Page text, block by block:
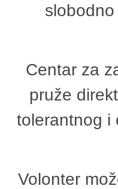
Centar za
pruže
tolerantnog i
Volonter